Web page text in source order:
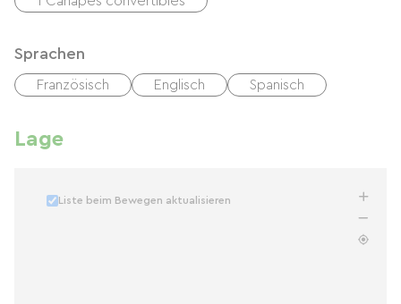
Sprachen
Französisch Englisch Spanisch
Lage
Liste beim Bewegen aktualisieren